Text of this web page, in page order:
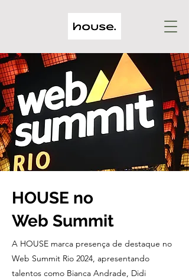
HOUSE no
Web Summit
A HOUSE marca presença de destaque no
Web Summit Rio 2024, apresentando
talentos como Bianca Andrade, Didi